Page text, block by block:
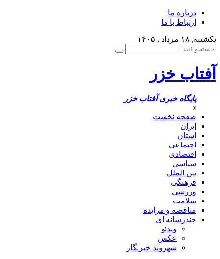
درباره ما
ارتباط با ما
یکشنبه, ۱۸ مرداد , ۱۴۰۵
آفتاب خزر
پایگاه خبری آفتاب خزر
x
صفحه نخست
ایران
استان
اجتماعی
اقتصادی
سیاسی
بین الملل
فرهنگی
ورزشی
سلامت
مناقصه و مزایده
چندرسانه ای
ویدئو
عکس
شهروند خبرنگار